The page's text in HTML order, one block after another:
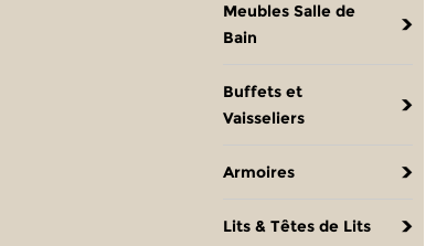
Meubles Salle de
Bain
Buffets et
Vaisseliers
Armoires
Lits & Têtes de Lits